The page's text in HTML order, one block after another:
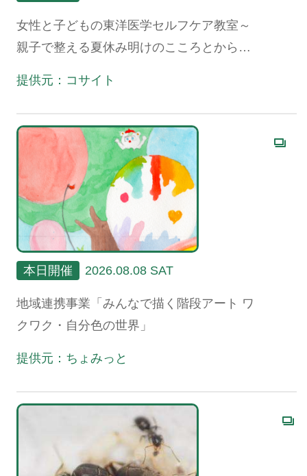
女性と子どもの東洋医学セルフケア教室～
親子で整える夏休み明けのこころとからだ
提供元：コサイト
本日開催 2026.08.08 SAT
地域連携事業「みんなで描く階段アート ワ
クワク・自分色の世界」
提供元：ちょみっと